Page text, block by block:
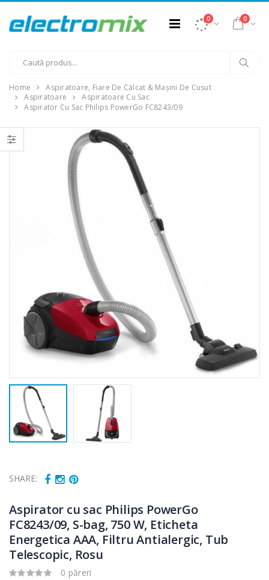
0 0
Home
Aspiratoare, Fiare De Călcat & Mașini De Cusut
Aspiratoare
Aspiratoare Cu Sac
Aspirator Cu Sac Philips PowerGo FC8243/09
SHARE:
Aspirator cu sac Philips PowerGo
FC8243/09, S-bag, 750 W, Eticheta
Energetica AAA, Filtru Antialergic, Tub
Telescopic, Rosu
0 păreri
-15%
Cuptor cu
microunde